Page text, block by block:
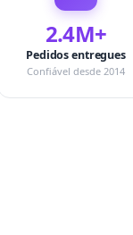
2.4M+
Pedidos entregues
Confiável desde 2014